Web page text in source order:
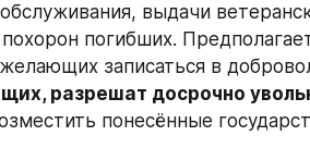
выдачи
погибших.
записаться в
разрешат досрочно
понесённые